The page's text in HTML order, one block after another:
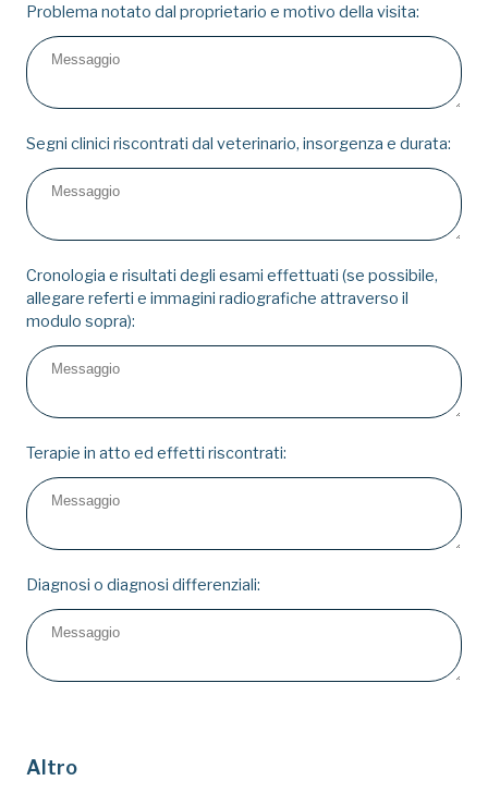
Problema notato dal proprietario e motivo della visita:
Segni clinici riscontrati dal veterinario, insorgenza e durata:
Cronologia e risultati degli esami effettuati (se possibile,
allegare referti e immagini radiografiche attraverso il
modulo sopra):
Terapie in atto ed effetti riscontrati:
Diagnosi o diagnosi differenziali:
Altro